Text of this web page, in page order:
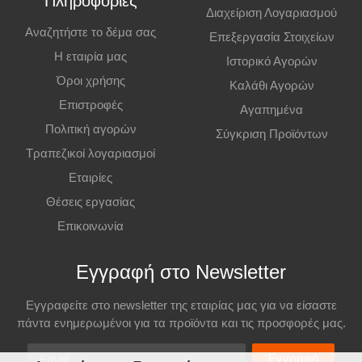
Επιπλέον Πληροφορίες
Οι τιμές ισχύουν και για αγορές από το φυσικό κατάστημα.
Αναζητήστε το δέμα σας
Η εταιρία μας
Όροι χρήσης
Επιστροφές
Πολιτική αγορών
Τραπεζικοί λογαριασμοί
Εταιρίες
Θέσεις εργασίας
Επικοινωνία
Διαχείριση Λογαριασμού
Επεξεργασία Στοιχείων
Ιστορικό Αγορών
Καλάθι Αγορών
Αγαπημένα
Σύγκριση Προϊόντων
Εγγραφή στο Newsletter
Εγγραφείτε στο newsletter της εταιρίας μας για να είσαστε
πάντα ενημερωμένοι για τα προϊόντα και τις προσφορές μας.
Email
Εγγραφή